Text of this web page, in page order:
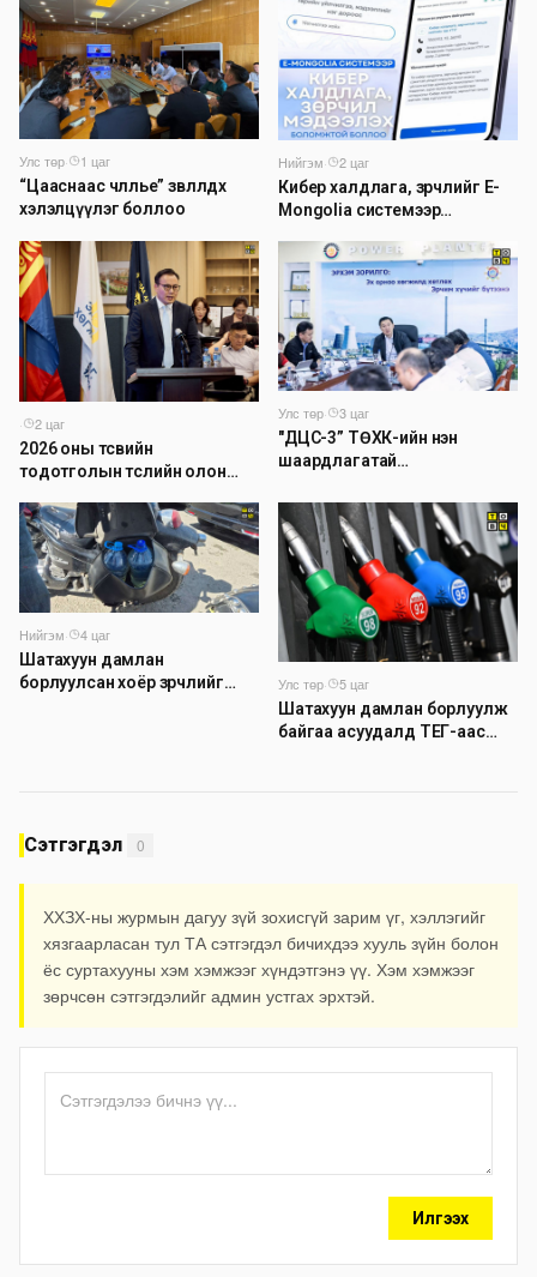
Улс төр·
1 цаг
“Цааснаас чөлөөлье” зөвлөлдөх
хэлэлцүүлэг боллоо
Нийгэм·
2 цаг
Кибер халдлага, зөрчлийг E-
Mongolia системээр
боломжтой боллоо
·
2 цаг
2026 оны төсвийн
тодотголын төслийн олон
Улс төр·
3 цаг
"ДЦС-3” ТӨХК-ийн нэн
шаардлагатай
шинэчлэлийн төсвийг
шийдвэрлэхээр болов
Нийгэм·
4 цаг
Шатахуун дамлан
борлуулсан хоёр зөрчлийг
Улс төр·
5 цаг
Шатахуун дамлан борлуулж
байгаа асуудалд ТЕГ-аас
Сэтгэгдэл 0
ХХЗХ-ны журмын дагуу зүй зохисгүй зарим үг, хэллэгийг
хязгаарласан тул ТА сэтгэгдэл бичихдээ хууль зүйн болон
ёс суртахууны хэм хэмжээг хүндэтгэнэ үү. Хэм хэмжээг
зөрчсөн сэтгэгдэлийг админ устгах эрхтэй.
Илгээх